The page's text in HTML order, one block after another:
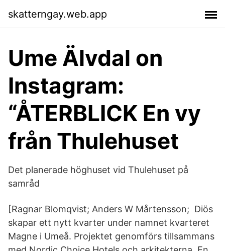
skatterngay.web.app
Ume Älvdal on
Instagram:
“ÅTERBLICK En vy
från Thulehuset
Det planerade höghuset vid Thulehuset på
samråd
[Ragnar Blomqvist; Anders W Mårtensson; Diös
skapar ett nytt kvarter under namnet kvarteret
Magne i Umeå. Projektet genomförs tillsammans